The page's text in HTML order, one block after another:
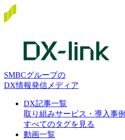
SMBCグループの
DX情報発信メディア
DX記事一覧
取り組みサービス・導入事例
すべてのタグを見る
動画一覧